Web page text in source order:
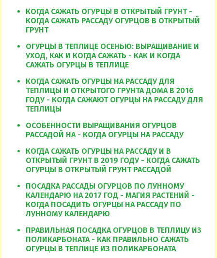
КОГДА САЖАТЬ ОГУРЦЫ В ОТКРЫТЫЙ ГРУНТ -
КОГДА САЖАТЬ РАССАДУ ОГУРЦОВ В ОТКРЫТЫЙ
ГРУНТ
ОГУРЦЫ В ТЕПЛИЦЕ ОСЕНЬЮ: ВЫРАЩИВАНИЕ И
УХОД, КАК И КОГДА САЖАТЬ - КАК И КОГДА
САЖАТЬ ОГУРЦЫ В ТЕПЛИЦЕ
КОГДА САЖАТЬ ОГУРЦЫ НА РАССАДУ ДЛЯ
ТЕПЛИЦЫ И ОТКРЫТОГО ГРУНТА ДОМА В 2016
ГОДУ - КОГДА САЖАЮТ ОГУРЦЫ НА РАССАДУ ДЛЯ
ТЕПЛИЦЫ
ОСОБЕННОСТИ ВЫРАЩИВАНИЯ ОГУРЦОВ
РАССАДОЙ НА - КОГДА ОГУРЦЫ НА РАССАДУ
КОГДА САЖАТЬ ОГУРЦЫ НА РАССАДУ И В
ОТКРЫТЫЙ ГРУНТ В 2019 ГОДУ - КОГДА САЖАТЬ
ОГУРЦЫ В ОТКРЫТЫЙ ГРУНТ РАССАДОЙ
ПОСАДКА РАССАДЫ ОГУРЦОВ ПО ЛУННОМУ
КАЛЕНДАРЮ НА 2017 ГОД - МАГИЯ РАСТЕНИЙ -
КОГДА ПОСАДИТЬ ОГУРЦЫ НА РАССАДУ ПО
ЛУННОМУ КАЛЕНДАРЮ
ПРАВИЛЬНАЯ ПОСАДКА ОГУРЦОВ В ТЕПЛИЦУ ИЗ
ПОЛИКАРБОНАТА - КАК ПРАВИЛЬНО САЖАТЬ
ОГУРЦЫ В ТЕПЛИЦЕ ИЗ ПОЛИКАРБОНАТА